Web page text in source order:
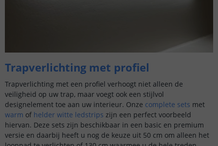
Trapverlichting met profiel
Trapverlichting met een profiel verhoogt niet alleen de
veiligheid op uw trap, maar voegt ook een stijlvol
designelement toe aan uw interieur. Onze complete sets met
warm of helder witte ledstrips zijn een perfect voorbeeld
hiervan. Deze sets zijn beschikbaar in een basic en premium
versie en daarbij heeft u nog de keuze uit 50 cm om alleen het